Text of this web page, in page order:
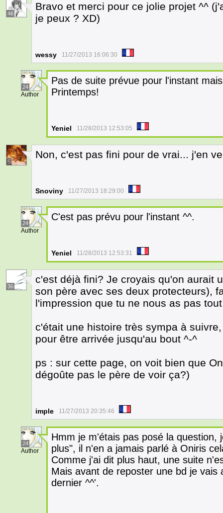
46
Bravo et merci pour ce jolie projet ^^
je peux ? XD)
wessy 11/27/2013 16:06:30
24
Author
Pas de suite prévue pour l'instant
Printemps!
Yeniel 11/28/2013 12:53:05
5
Non, c'est pas fini pour de vrai... j'en
Snoviny 11/27/2013 18:29:00
24
Author
C'est pas prévu pour l'instant ^^.
Yeniel 11/28/2013 12:53:31
36
c'est déjà fini? Je croyais qu'on aurait
son père avec ses deux protecteurs),
l'impression que tu ne nous as pas
c'était une histoire très sympa à
pour être arrivée jusqu'au bout ^-^
ps : sur cette page, on voit bien que
dégoûte pas le père de voir ça?)
imple 11/27/2013 20:35:46
24
Author
Hmm je m'étais pas posé la question,
plus", il n'en a jamais parlé à Oniris
Comme j'ai dit plus haut, une suite
Mais avant de reposter une bd je
dernier ^^'.